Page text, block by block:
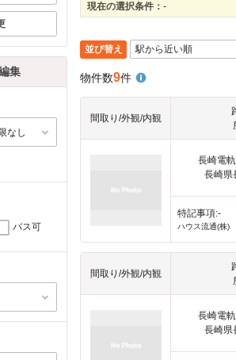
集
バス可
現在の選択条件： -
並び替え
物件数9件
間取り/外観/内観
長崎電
長崎県
特記事項:-
ハウス流通(株)
間取り/外観/内観
長崎電
長崎県